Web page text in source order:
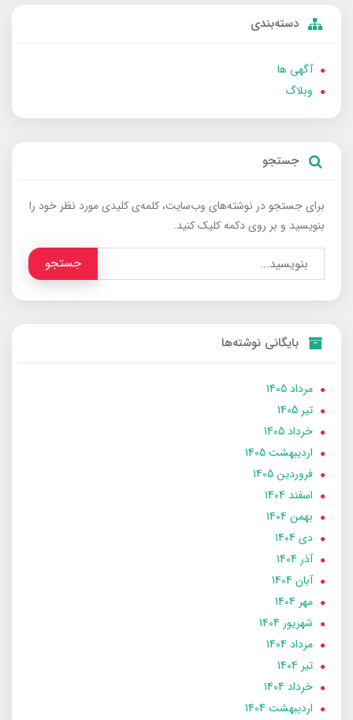
دسته‌بندی
آگهی ها
وبلاگ
جستجو
برای جستجو در نوشته‌های وب‌سایت، کلمه‌ی کلیدی مورد نظر خود را
بنویسید و بر روی دکمه کلیک کنید.
جستجو
بایگانی نوشته‌ها
مرداد 1405
تير 1405
خرداد 1405
ارديبهشت 1405
فروردین 1405
اسفند 1404
بهمن 1404
دی 1404
آذر 1404
آبان 1404
مهر 1404
شهریور 1404
مرداد 1404
تير 1404
خرداد 1404
ارديبهشت 1404